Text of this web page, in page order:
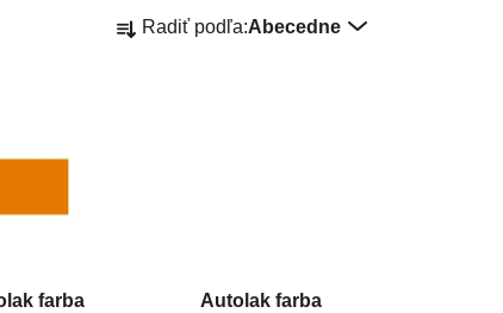
a
Radiť podľa:Abecedne
farba
Autolak farba